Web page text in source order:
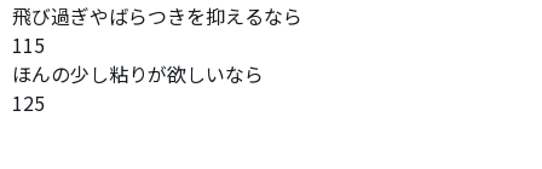
飛び過ぎやばらつきを抑えるなら
115
ほんの少し粘りが欲しいなら
125